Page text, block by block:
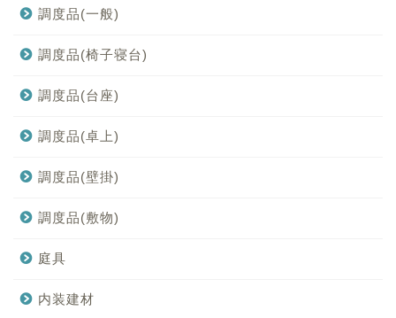
調度品(一般)
調度品(椅子寝台)
調度品(台座)
調度品(卓上)
調度品(壁掛)
調度品(敷物)
庭具
内装建材